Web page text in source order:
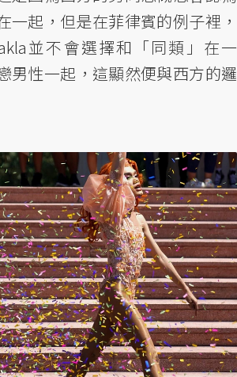
一起，但是在菲律賓的例子裡，
並不會選擇和「同類」在一
男性一起，這顯然便與西方的邏